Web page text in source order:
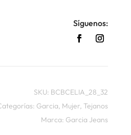
Síguenos:
SKU: BCBCELIA_28_32
Garcia, Mujer, Tejanos
Marca: Garcia Jeans